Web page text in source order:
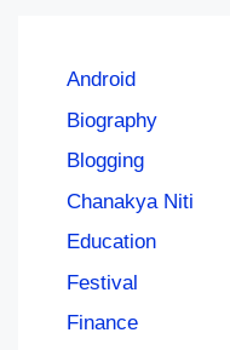
Android
Biography
Blogging
Chanakya Niti
Education
Festival
Finance